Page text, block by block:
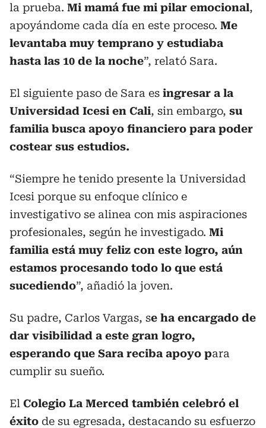
la prueba. Mi mamá fue mi pilar emocional,
apoyándome cada día en este proceso. Me
levantaba muy temprano y estudiaba
hasta las 10 de la noche”, relató Sara.
El siguiente paso de Sara es ingresar a la
Universidad Icesi en Cali, sin embargo, su
familia busca apoyo financiero para poder
costear sus estudios.
“Siempre he tenido presente la Universidad
Icesi porque su enfoque clínico e
investigativo se alinea con mis aspiraciones
profesionales, según he investigado. Mi
familia está muy feliz con este logro, aún
estamos procesando todo lo que está
sucediendo”, añadió la joven.
Su padre, Carlos Vargas, se ha encargado de
dar visibilidad a este gran logro,
esperando que Sara reciba apoyo para
cumplir su sueño.
El Colegio La Merced también celebró el
éxito de su egresada, destacando su esfuerzo